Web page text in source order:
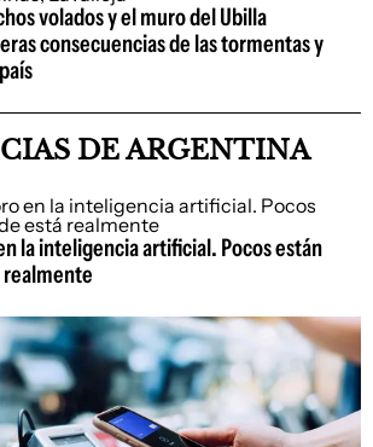
volados y el muro del Ubilla
consecuencias de las tormentas y
DE ARGENTINA
la inteligencia artificial. Pocos están